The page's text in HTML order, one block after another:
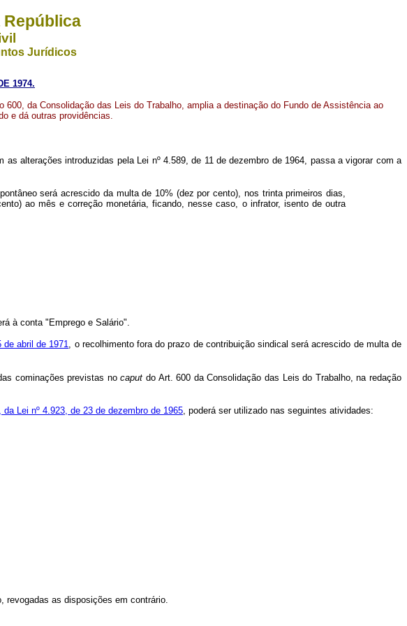
República
Jurídicos
1974.
600, da Consolidação das Leis do Trabalho, amplia a destinação do Fundo de Assistência ao
e dá outras providências.
as alterações introduzidas pela Lei nº 4.589, de 11 de dezembro de 1964, passa a vigorar com a
será acrescido da multa de 10% (dez por cento), nos trinta primeiros dias,
ao mês e correção monetária, ficando, nesse caso, o infrator, isento de outra
à conta "Emprego e Salário".
de abril de 1971, o recolhimento fora do prazo de contribuição sindical será acrescido de multa de
cominações previstas nocaput do Art. 600 da Consolidação das Leis do Trabalho, na redação
da Lei nº 4.923, de 23 de dezembro de 1965, poderá ser utilizado nas seguintes atividades:
revogadas as disposições em contrário.